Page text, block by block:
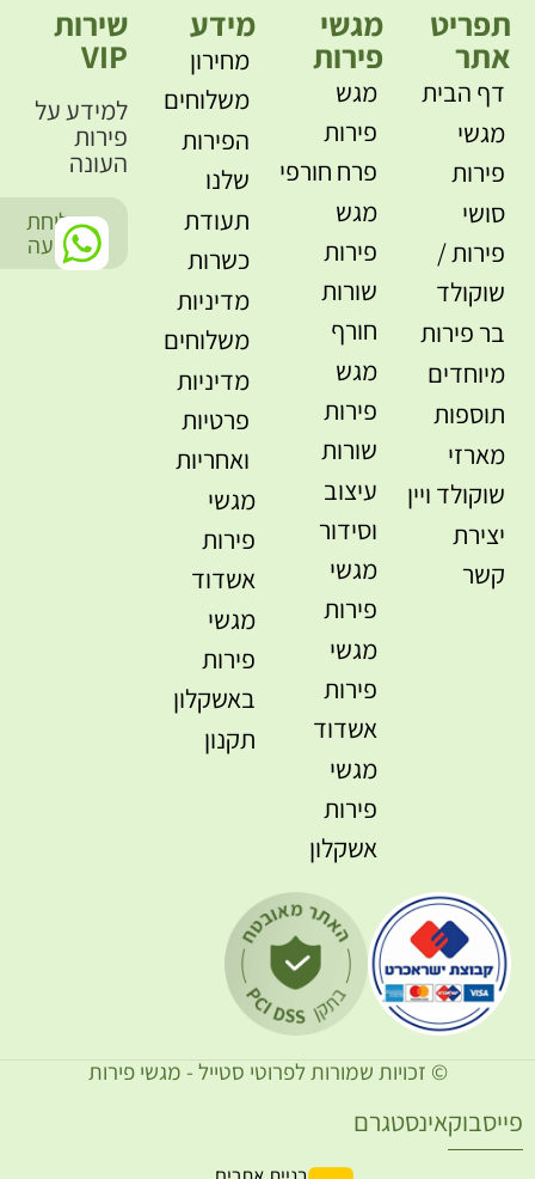
תפריט
אתר
דף הבית
מגשי
פירות
סושי
פירות /
שוקולד
בר פירות
מיוחדים
תוספות
מארזי
שוקולד ויין
יצירת
קשר
מגשי
פירות
מגש
פירות
פרח חורפי
מגש
פירות
שורות
חורף
מגש
פירות
שורות
עיצוב
וסידור
מגשי
פירות
מגשי
פירות
אשדוד
מגשי
פירות
אשקלון
מידע
מחירון
משלוחים
הפירות
שלנו
תעודת
כשרות
מדיניות
משלוחים
מדיניות
פרטיות
ואחריות
מגשי
פירות
אשדוד
מגשי
פירות
באשקלון
תקנון
שירות
VIP
למידע על
פירות
העונה
שליחת
הודעה
© זכויות שמורות לפרוטי סטייל - מגשי פירות
אינסטגרם